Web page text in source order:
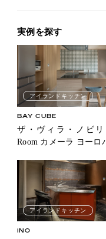
実例を探す
アイランドキッチン
BAY CUBE
ザ・ヴィラ・ノビ
Room カメーラ ヨーロ
アイランドキッチン
iNO